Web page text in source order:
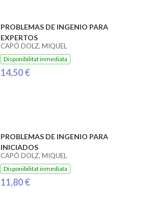
PROBLEMAS DE INGENIO PARA
EXPERTOS
CAPÓ DOLZ, MIQUEL
Disponibilitat inmediata
14,50 €
PROBLEMAS DE INGENIO PARA
INICIADOS
CAPÓ DOLZ, MIQUEL
Disponibilitat inmediata
11,80 €